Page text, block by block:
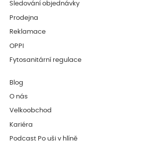
Sledování objednávky
Prodejna
Reklamace
OPPI
Fytosanitární regulace
Blog
O nás
Velkoobchod
Kariéra
Podcast Po uši v hlíně